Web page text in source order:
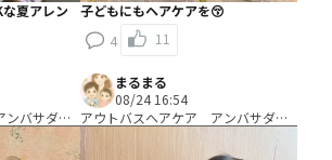
な夏アレン
子どもにもヘアケアを😚
4
11
ンバサダ
える／キ
まるまる
08/24 16:54
アウトバスヘアケア アンバサダ
ー Ａコース：＼試して考える／キ
ャッチコピー開発コース